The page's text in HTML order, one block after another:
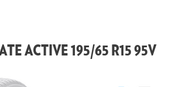
ACTIVE 195/65 R15 95V